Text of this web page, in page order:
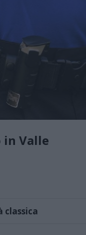
Valle
classica